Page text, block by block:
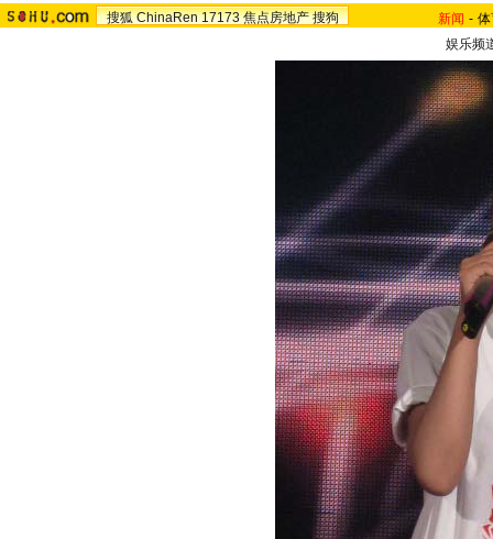
搜狐 ChinaRen 17173 焦点房地产 搜狗 新闻 -
娱乐频